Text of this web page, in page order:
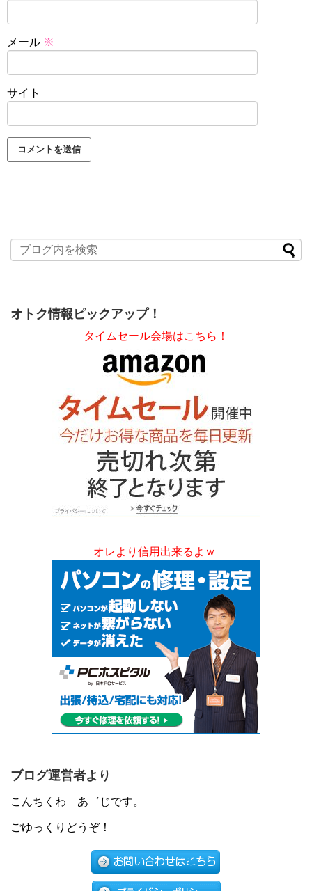
メール ※
サイト
オトク情報ピックアップ！
タイムセール会場はこちら！
オレより信用出来るよｗ
ブログ運営者より
こんちくわ あ゛じです。
ごゆっくりどうぞ！